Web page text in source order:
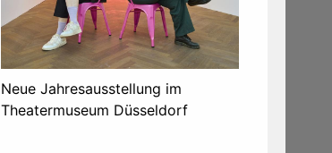
Neue Jahresausstellung im
Theatermuseum Düsseldorf